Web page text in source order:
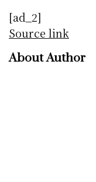
[ad_2]
Source link
About Author